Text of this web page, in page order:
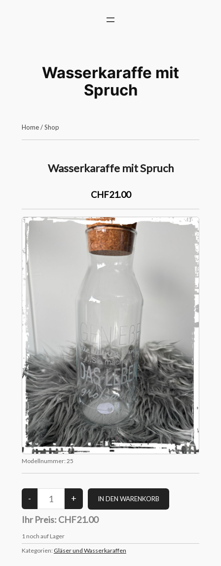
Wasserkaraffe mit
Spruch
Home/Shop
Wasserkaraffe mit Spruch
CHF21.00
Modellnummer: 25
Ihr Preis: CHF21.00
1 noch auf Lager
Kategorien: Gläser und Wasserkaraffen